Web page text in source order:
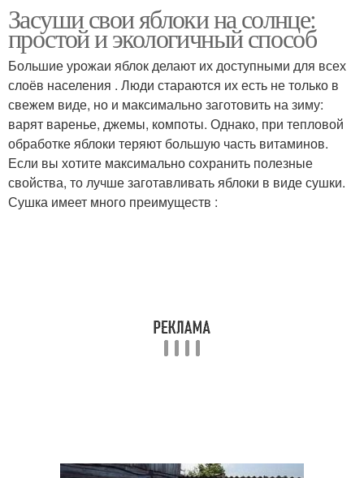
Засуши свои яблоки на солнце:
простой и экологичный способ
Большие урожаи яблок делают их доступными для всех
слоёв населения . Люди стараются их есть не только в
свежем виде, но и максимально заготовить на зиму:
варят варенье, джемы, компоты. Однако, при тепловой
обработке яблоки теряют большую часть витаминов.
Если вы хотите максимально сохранить полезные
свойства, то лучше заготавливать яблоки в виде сушки.
Сушка имеет много преимуществ :